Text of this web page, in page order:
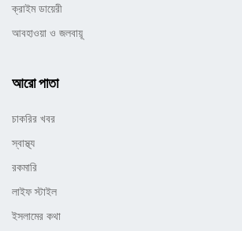
ক্রাইম ডায়েরী
আবহাওয়া ও জলবায়ূ
আরো পাতা
চাকরির খবর
স্বাস্থ্য
রকমারি
লাইফ স্টাইল
ইসলামের কথা